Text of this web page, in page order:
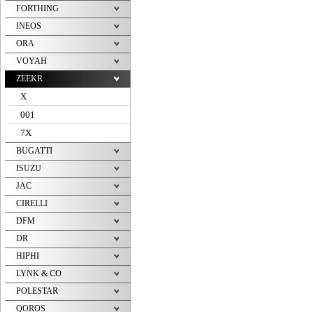
FORTHING
INEOS
ORA
VOYAH
ZEEKR
X
001
7X
BUGATTI
ISUZU
JAC
CIRELLI
DFM
DR
HIPHI
LYNK & CO
POLESTAR
QOROS